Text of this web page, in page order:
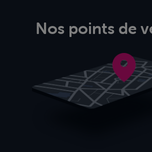
Nos points de